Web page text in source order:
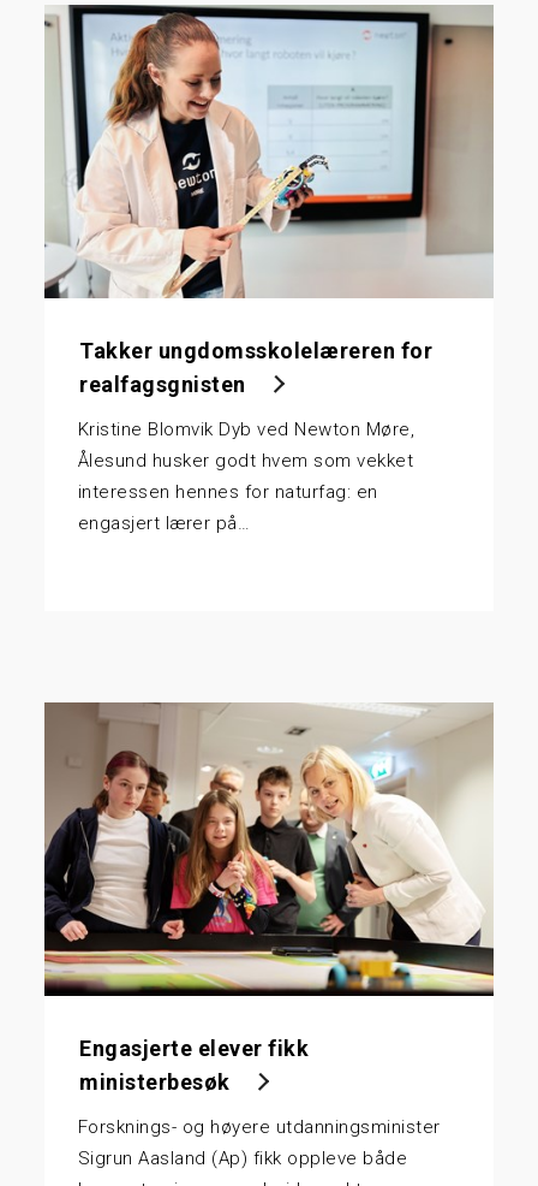
Takker ungdomsskolelæreren for
realfagsgnisten
Kristine Blomvik Dyb ved Newton Møre,
Ålesund husker godt hvem som vekket
interessen hennes for naturfag: en
engasjert lærer på…
Engasjerte elever fikk
ministerbesøk
Forsknings- og høyere utdanningsminister
Sigrun Aasland (Ap) fikk oppleve både